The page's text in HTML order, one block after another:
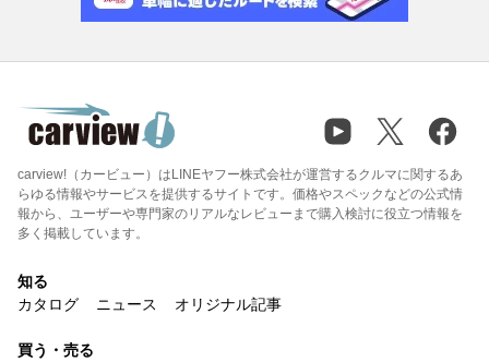
carview!（カービュー）はLINEヤフー株式会社が運営するクルマに関するあ
らゆる情報やサービスを提供するサイトです。価格やスペックなどの公式情
報から、ユーザーや専門家のリアルなレビューまで購入検討に役立つ情報を
多く掲載しています。
知る
カタログ
ニュース オリジナル記事
買う・売る